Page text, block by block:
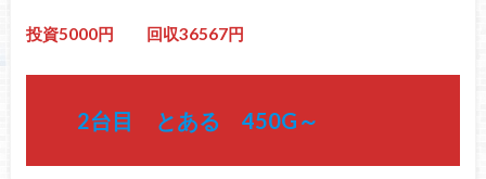
投資5000円 回収36567円
2台目 とある 450G～